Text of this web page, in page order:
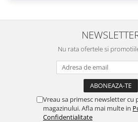
Nu rata ofertele si
Vreau sa primesc newsletter cu
magazinului. Afla mai multe in
Confidentialitate